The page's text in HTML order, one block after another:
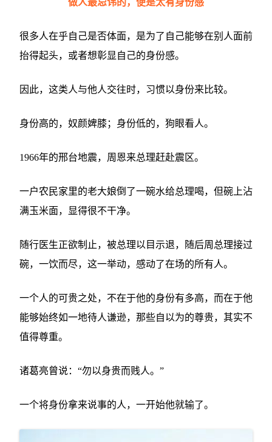
做人最忌讳的，便是太有身份感
很多人在乎自己是否体面，是为了自己能够在别人面前
抬得起头，或者想彰显自己的身份感。
因此，这类人与他人交往时，习惯以身份来比较。
身份高的，奴颜婢膝；身份低的，狗眼看人。
1966年的邢台地震，周恩来总理赶赴震区。
一户农民家里的老大娘倒了一碗水给总理喝，但碗上沾
满玉米面，显得很不干净。
随行医生正欲制止，被总理以目示退，
随后周总理接过
碗，一饮而尽， 这一举动，感动了在场的所有人。
一个人的可贵之处，不在于他的身份有多高，而在于他
能够始终如一地待人谦逊， 那些自以为的尊贵，其实不
值得尊重。
诸葛亮曾说：“勿以身贵而贱人。”
一个将身份拿来说事的人，一开始他就输了。